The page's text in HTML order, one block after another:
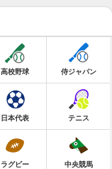
高校野球 侍ジャパン
日本代表 テニス
ラグビー 中央競馬